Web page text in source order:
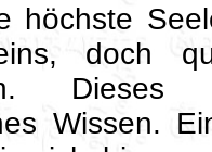
höchste
doch
Dieses
Wissen.